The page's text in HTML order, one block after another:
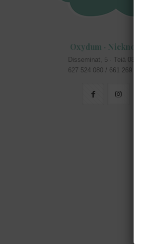
Oxydum · Nicknom
Disseminat, 5 · Teià 08329
627 524 080 / 661 269 583